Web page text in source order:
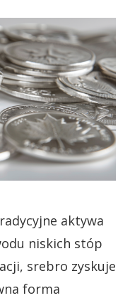
aktywa
niskich stóp
srebro zyskuje
forma